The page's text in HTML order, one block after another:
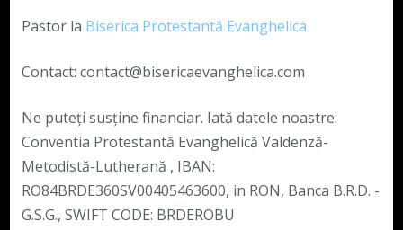
Pastor la Biserica Protestantă Evanghelica
Contact: contact@bisericaevanghelica.com
Ne puteți susține financiar. Iată datele noastre:
Conventia Protestantă Evanghelică Valdenză-
Metodistă-Lutherană , IBAN:
RO84BRDE360SV00405463600, in RON, Banca B.R.D. -
G.S.G., SWIFT CODE: BRDEROBU